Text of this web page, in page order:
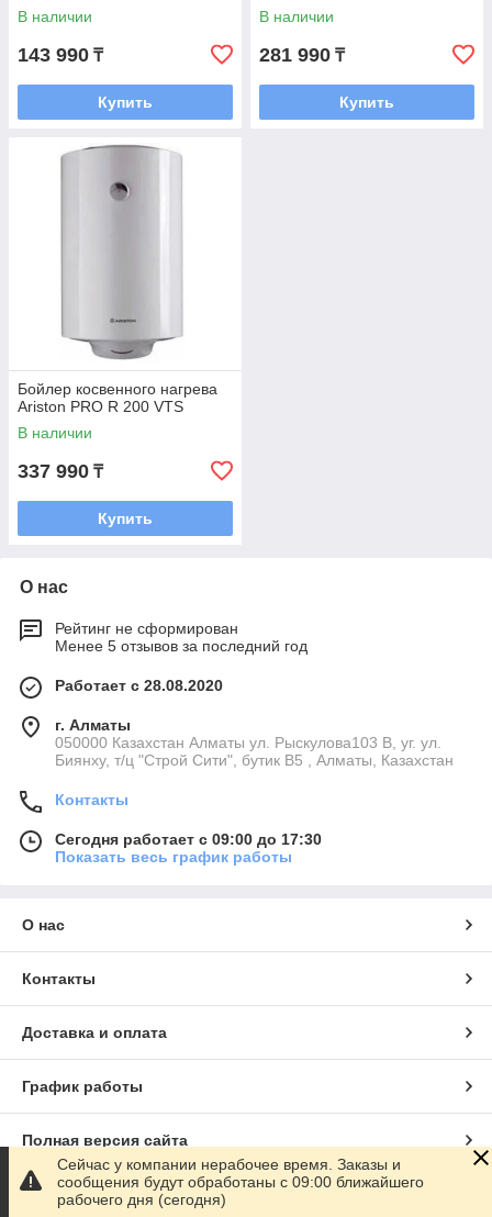
В наличии
143 990 ₸
Купить
В наличии
281 990 ₸
Купить
Бойлер косвенного нагрева
Ariston PRO R 200 VTS
В наличии
337 990 ₸
Купить
О нас
Рейтинг не сформирован
Менее 5 отзывов за последний год
Работает с 28.08.2020
г. Алматы
050000 Казахстан Алматы ул. Рыскулова103 В, уг. ул.
Биянху, т/ц "Строй Сити", бутик В5 , Алматы, Казахстан
Контакты
Сегодня работает с 09:00 до 17:30
Показать весь график работы
О нас
Контакты
Доставка и оплата
График работы
Полная версия сайта
Сайт создан на маркетплейсе
Сейчас у компании нерабочее время. Заказы и
сообщения будут обработаны с 09:00 ближайшего
рабочего дня (сегодня)